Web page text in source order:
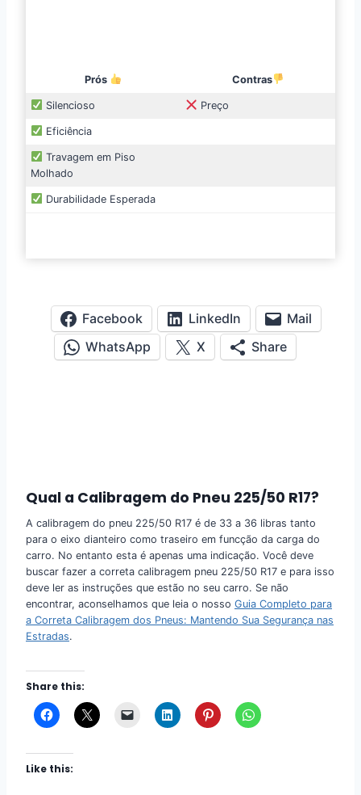
Prós Contras
Silencioso Preço
Eficiência
Travagem em Piso
Molhado
Durabilidade Esperada
Facebook LinkedIn
Mail
WhatsApp
X Share
Qual a Calibragem do Pneu 225/50 R17?
A calibragem do pneu 225/50 R17 é de 33 a 36 libras tanto
para o eixo dianteiro como traseiro em funcção da carga do
carro. No entanto esta é apenas uma indicação. Você deve
buscar fazer a correta calibragem pneu 225/50 R17 e para isso
deve ler as instruções que estão no seu carro. Se não
encontrar, aconselhamos que leia o nosso Guia Completo para
a Correta Calibragem dos Pneus: Mantendo Sua Segurança nas
Estradas.
Share this:
Like this: